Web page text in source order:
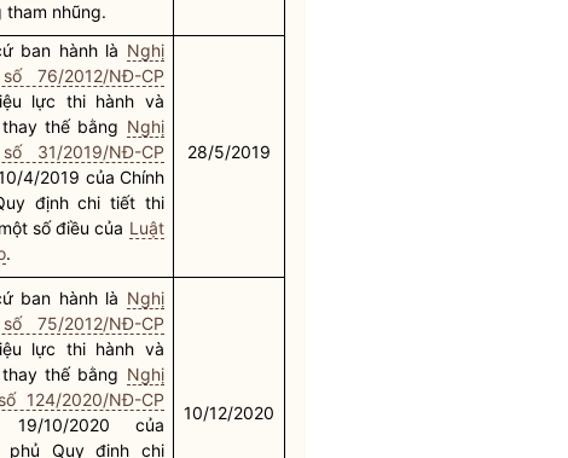
tham nhũng.
ban hành là Nghị
76/2012/NĐ-CP
lực thi hành và
thế bằng Nghị
31/2019/NĐ-CP
4/2019 của Chính
định chi tiết thi
số điều của Luật
.
28/5/2019
ban hành là Nghị
75/2012/NĐ-CP
lực thi hành và
thế bằng Nghị
124/2020/NĐ-CP
19/10/2020 của
phủ Quy định chi
10/12/2020